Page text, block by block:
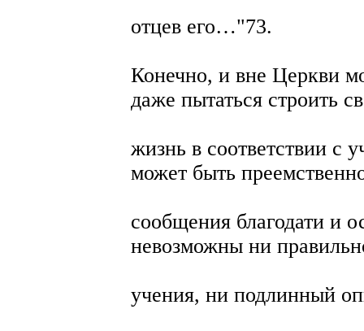
отцев его…"73.
Конечно, и вне Церкви
даже пытаться строить
жизнь в соответствии с
может быть
сообщения благодати и
невозможны ни
учения, ни подлинный